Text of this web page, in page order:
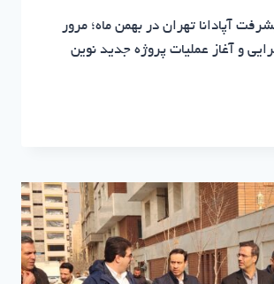
آپادانا تهران در بهمن ماه؛ مرور
و آغاز عملیات پروژه جدید نوین